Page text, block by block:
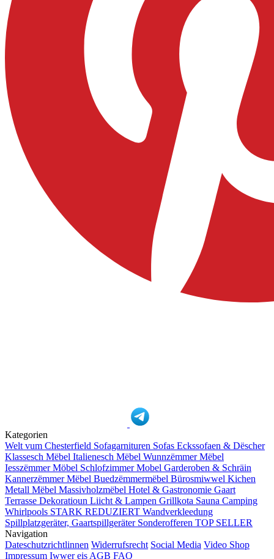
Kategorien
Welt vum Chesterfield Sofagarnituren Sofas Eckssofaen & Dëscher
Klassesch Mëbel Italienesch Mëbel Wunnzëmmer Mëbel
Iesszëmmer Möbel Schlofzimmer Mobel Garderoben & Schräin
Kannerzëmmer Mëbel Buedzëmmermëbel Bürosmiwwel Kichen
Metall Mëbel Massivholzmëbel Hotel & Gastronomie Gaart
Terrasse Dekoratioun Liicht & Lampen Grillkota Sauna Camping
Whirlpools STARK REDUZIERT Wandverkleedung
Spillplatzgeräter, Gaartspillgeräter Sonderofferen TOP SELLER
Navigation
Dateschutzrichtlinnen Widerrufsrecht Social Media Video Shop
Impressum Iwwer eis AGB FAQ